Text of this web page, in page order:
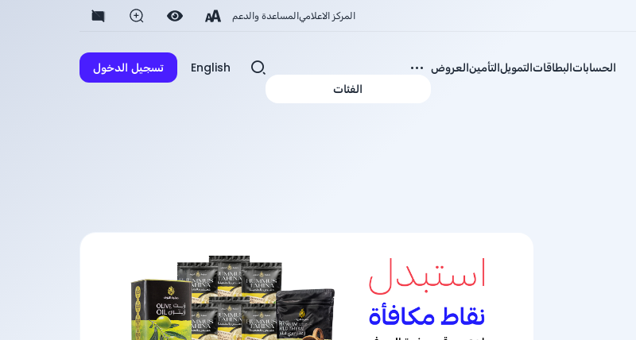
المركز الاعلاميالمساعدة والدعم
الحساباتالبطاقاتالتمويلالتأمينالعروض
الفئات
English تسجيل الدخول